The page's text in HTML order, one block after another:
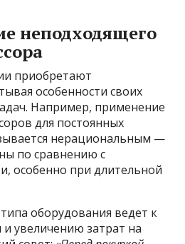
неподходящего
приобретают
особенности своих
Например, применение
для постоянных
нерациональным —
по сравнению с
особенно при длительной
оборудования ведет к
и увеличению затрат на